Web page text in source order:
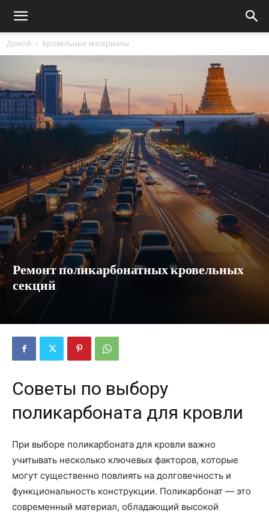
Домой Кровельные материалы
Ремонт поликарбонатных кровельных
секций
Советы по выбору
поликарбоната для кровли
При выборе поликарбоната для кровли важно
учитывать несколько ключевых факторов, которые
могут существенно повлиять на долговечность и
функциональность конструкции. Поликарбонат — это
современный материал, обладающий высокой